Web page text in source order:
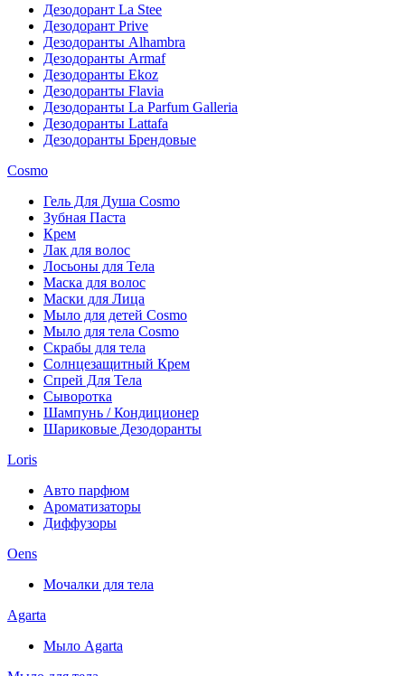
Дезодорант La Stee
Дезодорант Prive
Дезодоранты Alhambra
Дезодоранты Armaf
Дезодоранты Ekoz
Дезодоранты Flavia
Дезодоранты La Parfum Galleria
Дезодоранты Lattafa
Дезодоранты Брендовые
Cosmo
Гель Для Душа Cosmo
Зубная Паста
Крем
Лак для волос
Лосьоны для Тела
Маска для волос
Маски для Лица
Мыло для детей Cosmo
Мыло для тела Cosmo
Скрабы для тела
Солнцезащитный Крем
Спрей Для Тела
Сыворотка
Шампунь / Кондиционер
Шариковые Дезодоранты
Loris
Авто парфюм
Ароматизаторы
Диффузоры
Oens
Мочалки для тела
Agarta
Мыло Agarta